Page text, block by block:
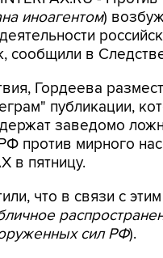
иноагентом)
сообщили в
Гордеева
публикации,
заведомо
против мирного
в пятницу.
что в связи с
сил РФ).